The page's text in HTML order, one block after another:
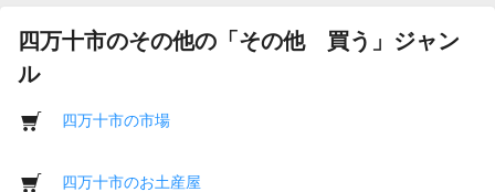
四万十市のその他の「その他 買う」ジャン
ル
四万十市の市場
四万十市のお土産屋